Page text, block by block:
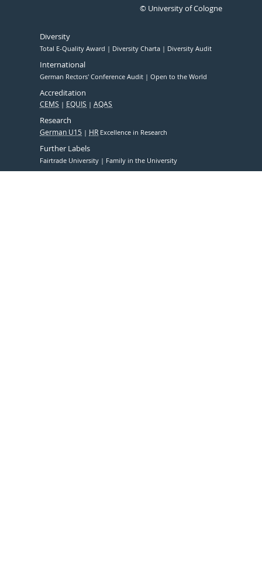
© University of Cologne
Diversity
Total E-Quality Award Diversity Charta Diversity Audit
International
German Rectors' Conference Audit Open to the World
Accreditation
CEMS EQUIS AQAS
Research
German U15 HR Excellence in Research
Further Labels
Fairtrade University Family in the University